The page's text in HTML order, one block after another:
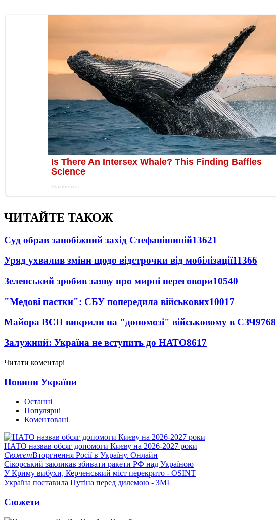
ЧИТАЙТЕ ТАКОЖ
Суд обрав запобіжний захід Стефанішиній13621
Уряд ухвалив зміни щодо відстрочки від мобілізації11366
Зеленський зробив заяву про мирні переговори10540
"Медові пастки": СБУ попередила військових10017
Майора ВСП викрили на "допомозі" військовому в СЗЧ9768
Залужний: Україна не вступить до НАТО8617
Читати коментарі
Новини України
Останні
Популярні
Коментовані
НАТО назвав обсяг допомоги Києву на 2026-2027 роки
СюжетВторгнення Росії в Україну. Онлайн
Сікорський закликав збивати ракети РФ над Україною
У Криму вибухи, Керченський міст перекрито - OSINT
Україна поставила Путіна перед дилемою - ЗМІ
Сюжети